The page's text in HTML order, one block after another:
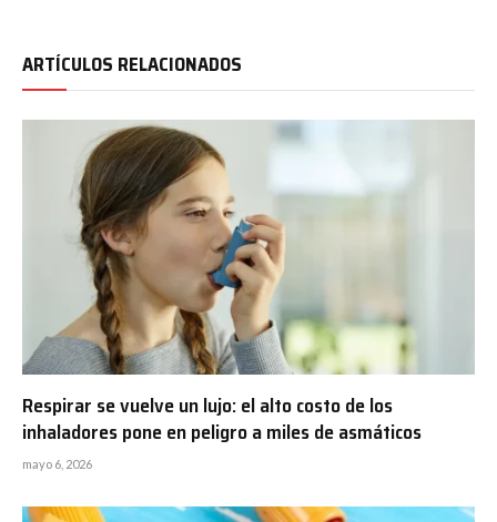
ARTÍCULOS RELACIONADOS
Respirar se vuelve un lujo: el alto costo de los
inhaladores pone en peligro a miles de asmáticos
mayo 6, 2026